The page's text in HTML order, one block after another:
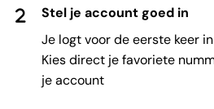
Stel je account goed in
Je logt voor de eerste keer
Kies direct je favoriete
je account